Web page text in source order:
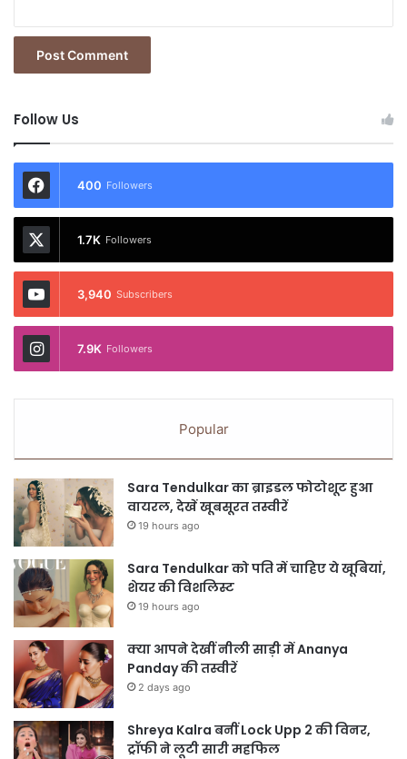
Follow Us
400 Followers
1.7K Followers
3,940 Subscribers
7.9K Followers
Popular
Sara Tendulkar का ब्राइडल फोटोशूट हुआ
वायरल, देखें खूबसूरत तस्वीरें
19 hours ago
Sara Tendulkar को पति में चाहिए ये खूबियां,
शेयर की विशलिस्ट
19 hours ago
क्या आपने देखीं नीली साड़ी में Ananya
Panday की तस्वीरें
2 days ago
Shreya Kalra बनीं Lock Upp 2 की विनर,
ट्रॉफी ने लूटी सारी महफिल